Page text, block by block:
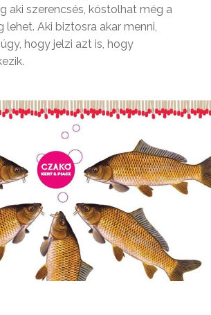
aki szerencsés, kóstolhat még a
lehet. Aki biztosra akar menni,
hogy jelzi azt is, hogy